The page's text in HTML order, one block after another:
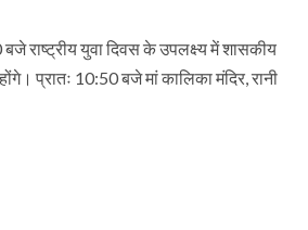
राष्ट्रीय युवा दिवस के उपलक्ष्य में शासकीय
प्रातः 10:50 बजे मां कालिका मंदिर, रानी